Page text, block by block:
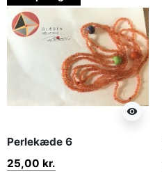
visibility
Perlekæde 6
25,00 kr.